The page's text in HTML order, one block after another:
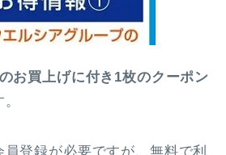
お買上げに付き1枚のクーポン
登録が必要ですが、無料で利